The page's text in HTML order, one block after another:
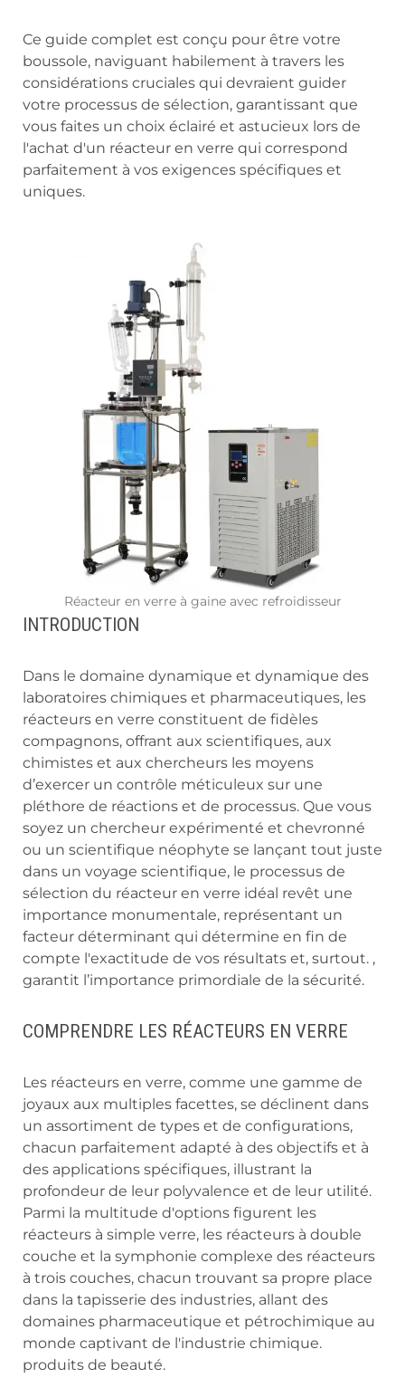
Ce guide complet est conçu pour être votre
boussole, naviguant habilement à travers les
considérations cruciales qui devraient guider
votre processus de sélection, garantissant que
vous faites un choix éclairé et astucieux lors de
l'achat d'un réacteur en verre qui correspond
parfaitement à vos exigences spécifiques et
uniques.
Réacteur en verre à gaine avec refroidisseur
INTRODUCTION
Dans le domaine dynamique et dynamique des
laboratoires chimiques et pharmaceutiques, les
réacteurs en verre constituent de fidèles
compagnons, offrant aux scientifiques, aux
chimistes et aux chercheurs les moyens
d’exercer un contrôle méticuleux sur une
pléthore de réactions et de processus. Que vous
soyez un chercheur expérimenté et chevronné
ou un scientifique néophyte se lançant tout juste
dans un voyage scientifique, le processus de
sélection du réacteur en verre idéal revêt une
importance monumentale, représentant un
facteur déterminant qui détermine en fin de
compte l'exactitude de vos résultats et, surtout. ,
garantit l’importance primordiale de la sécurité.
COMPRENDRE LES RÉACTEURS EN VERRE
Les réacteurs en verre, comme une gamme de
joyaux aux multiples facettes, se déclinent dans
un assortiment de types et de configurations,
chacun parfaitement adapté à des objectifs et à
des applications spécifiques, illustrant la
profondeur de leur polyvalence et de leur utilité.
Parmi la multitude d'options figurent les
réacteurs à simple verre, les réacteurs à double
couche et la symphonie complexe des réacteurs
à trois couches, chacun trouvant sa propre place
dans la tapisserie des industries, allant des
domaines pharmaceutique et pétrochimique au
monde captivant de l'industrie chimique.
produits de beauté.